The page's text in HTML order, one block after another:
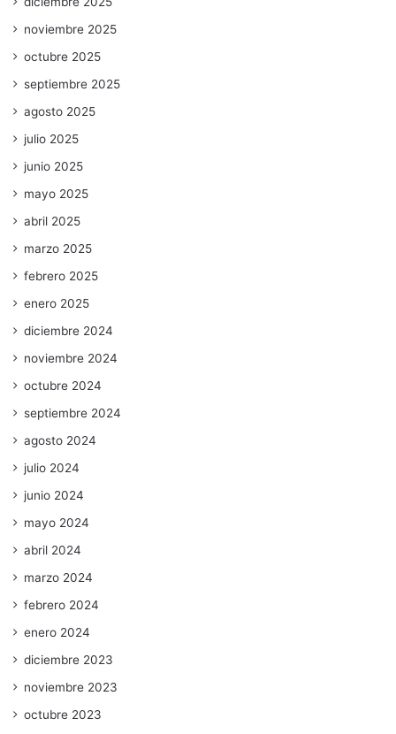
noviembre 2025
octubre 2025
septiembre 2025
agosto 2025
julio 2025
junio 2025
mayo 2025
abril 2025
marzo 2025
febrero 2025
enero 2025
diciembre 2024
noviembre 2024
octubre 2024
septiembre 2024
agosto 2024
julio 2024
junio 2024
mayo 2024
abril 2024
marzo 2024
febrero 2024
enero 2024
diciembre 2023
noviembre 2023
octubre 2023